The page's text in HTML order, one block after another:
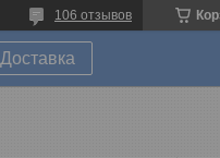
106 отзывов
Доставка